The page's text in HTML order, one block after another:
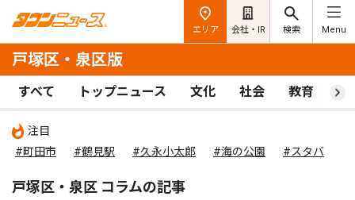
エリア 会社・IR 検索 Menu
戸塚区・泉区版
すべて トップニュース 文化 社会 教育 ス
注目
#町田市
#鶴見駅 #久永小太郎 #海の公園 #スタバ
戸塚区・泉区 コラムの記事